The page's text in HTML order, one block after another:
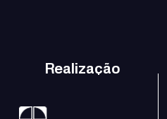
Realização